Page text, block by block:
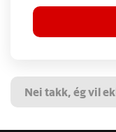
Nei takk, ég vil